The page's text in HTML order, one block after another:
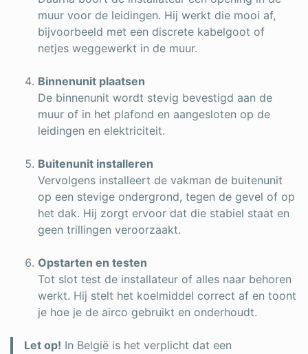
muur voor de leidingen. Hij werkt die mooi af,
bijvoorbeeld met een discrete kabelgoot of
netjes weggewerkt in de muur.
Binnenunit plaatsen
De binnenunit wordt stevig bevestigd aan de
muur of in het plafond en aangesloten op de
leidingen en elektriciteit.
Buitenunit installeren
Vervolgens installeert de vakman de buitenunit
op een stevige ondergrond, tegen de gevel of op
het dak. Hij zorgt ervoor dat die stabiel staat en
geen trillingen veroorzaakt.
Opstarten en testen
Tot slot test de installateur of alles naar behoren
werkt. Hij stelt het koelmiddel correct af en toont
je hoe je de airco gebruikt en onderhoudt.
Let op! In België is het verplicht dat een